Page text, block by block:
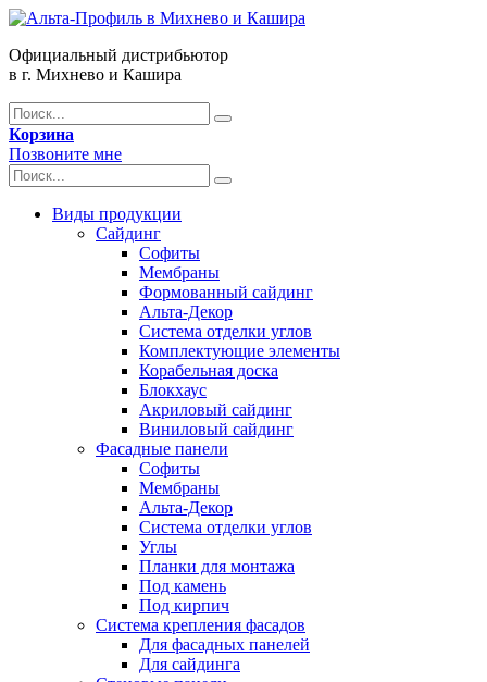
Официальный дистрибьютор
в г. Михнево и Кашира
Корзина
Позвоните мне
Виды продукции
Сайдинг
Софиты
Мембраны
Формованный сайдинг
Альта-Декор
Система отделки углов
Комплектующие элементы
Корабельная доска
Блокхаус
Акриловый сайдинг
Виниловый сайдинг
Фасадные панели
Софиты
Мембраны
Альта-Декор
Система отделки углов
Углы
Планки для монтажа
Под камень
Под кирпич
Система крепления фасадов
Для фасадных панелей
Для сайдинга